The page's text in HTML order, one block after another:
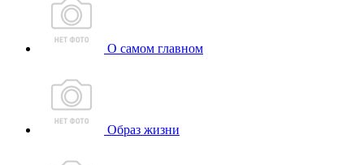
О самом главном
Образ жизни